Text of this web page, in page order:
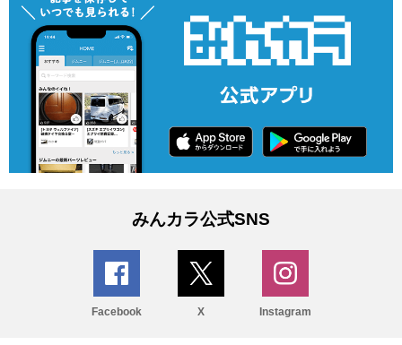
みんカラ公式SNS
Facebook X Instagram